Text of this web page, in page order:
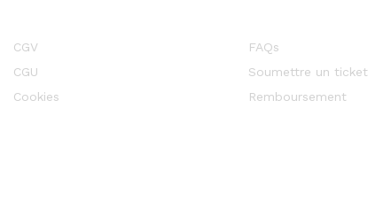
CGV
CGU
Cookies
FAQs
Soumettre un ticket
Remboursement